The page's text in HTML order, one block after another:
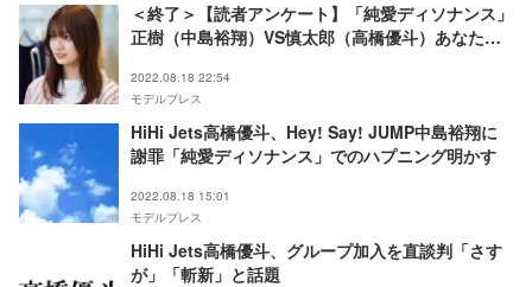
＜終了＞【読者アンケート】「純愛ディソナンス」
正樹（中島裕翔）VS慎太郎（高橋優斗）あなたは
2022.08.18 22:54
モデルプレス
HiHi Jets高橋優斗、Hey! Say! JUMP中島裕翔に
謝罪「純愛ディソナンス」でのハプニング明かす
2022.08.18 15:01
モデルプレス
HiHi Jets高橋優斗、グループ加入を直談判「さす
が」「斬新」と話題